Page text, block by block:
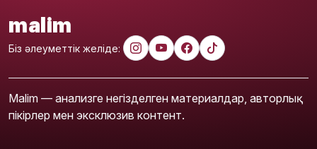
malim
Біз әлеуметтік желіде:
Malim — анализге негізделген материалдар, авторлық
пікірлер мен эксклюзив контент.